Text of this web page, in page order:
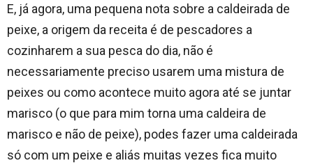
E, já agora, uma pequena nota sobre a caldeirada de
peixe, a origem da receita é de pescadores a
cozinharem a sua pesca do dia, não é
necessariamente preciso usarem uma mistura de
peixes ou como acontece muito agora até se juntar
marisco (o que para mim torna uma caldeira de
marisco e não de peixe), podes fazer uma caldeirada
só com um peixe e aliás muitas vezes fica muito